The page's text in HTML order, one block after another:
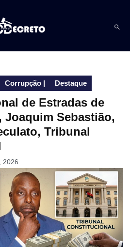
Corrupção | Destaque
de Estradas de
Joaquim Sebastião,
Tribunal
2026